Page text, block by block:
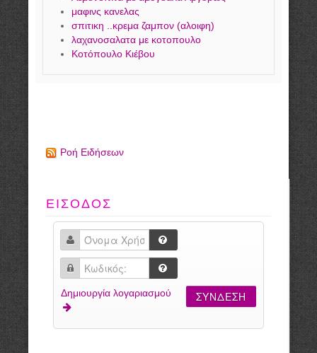
μαφινς κανελας
σπιτικη ..κρεμα ζαμπον (αλοιφη)
λαχανοσαλατα με κοτοπουλο
Κοτόπουλο Κιέβου
Ροή Ειδήσεων
ΕΙΣΟΔΟΣ
ΣΎΝΔΕΣΗ
Δημιουργία λογαριασμού